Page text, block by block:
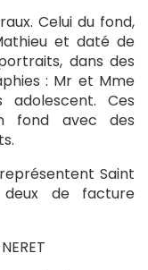
Celui du fond,
et daté de
dans des
: Mr et Mme
adolescent. Ces
fond avec des
Saint
de facture